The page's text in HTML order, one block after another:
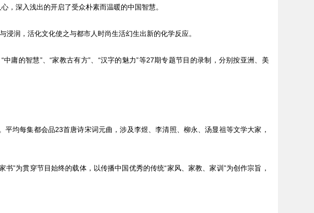
，深入浅出的开启了受众朴素而温暖的中国智慧。
浸润，活化文化使之与都市人时尚生活幻生出新的化学反应。
中庸的智慧”、“家教古有方”、“汉字的魅力”等27期专题节目的录制，分别按亚洲、美
均每集都会品23首唐诗宋词元曲，涉及李煜、李清照、柳永、汤显祖等文学大家，
”为贯穿节目始终的载体，以传播中国优秀的传统“家风、家教、家训”为创作宗旨，